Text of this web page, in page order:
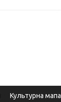
Культурна мапа